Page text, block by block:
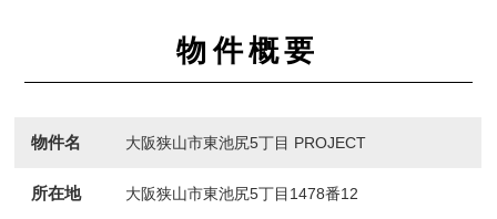
物件概要
物件名 大阪狭山市東池尻5丁目 PROJECT
所在地 大阪狭山市東池尻5丁目1478番12